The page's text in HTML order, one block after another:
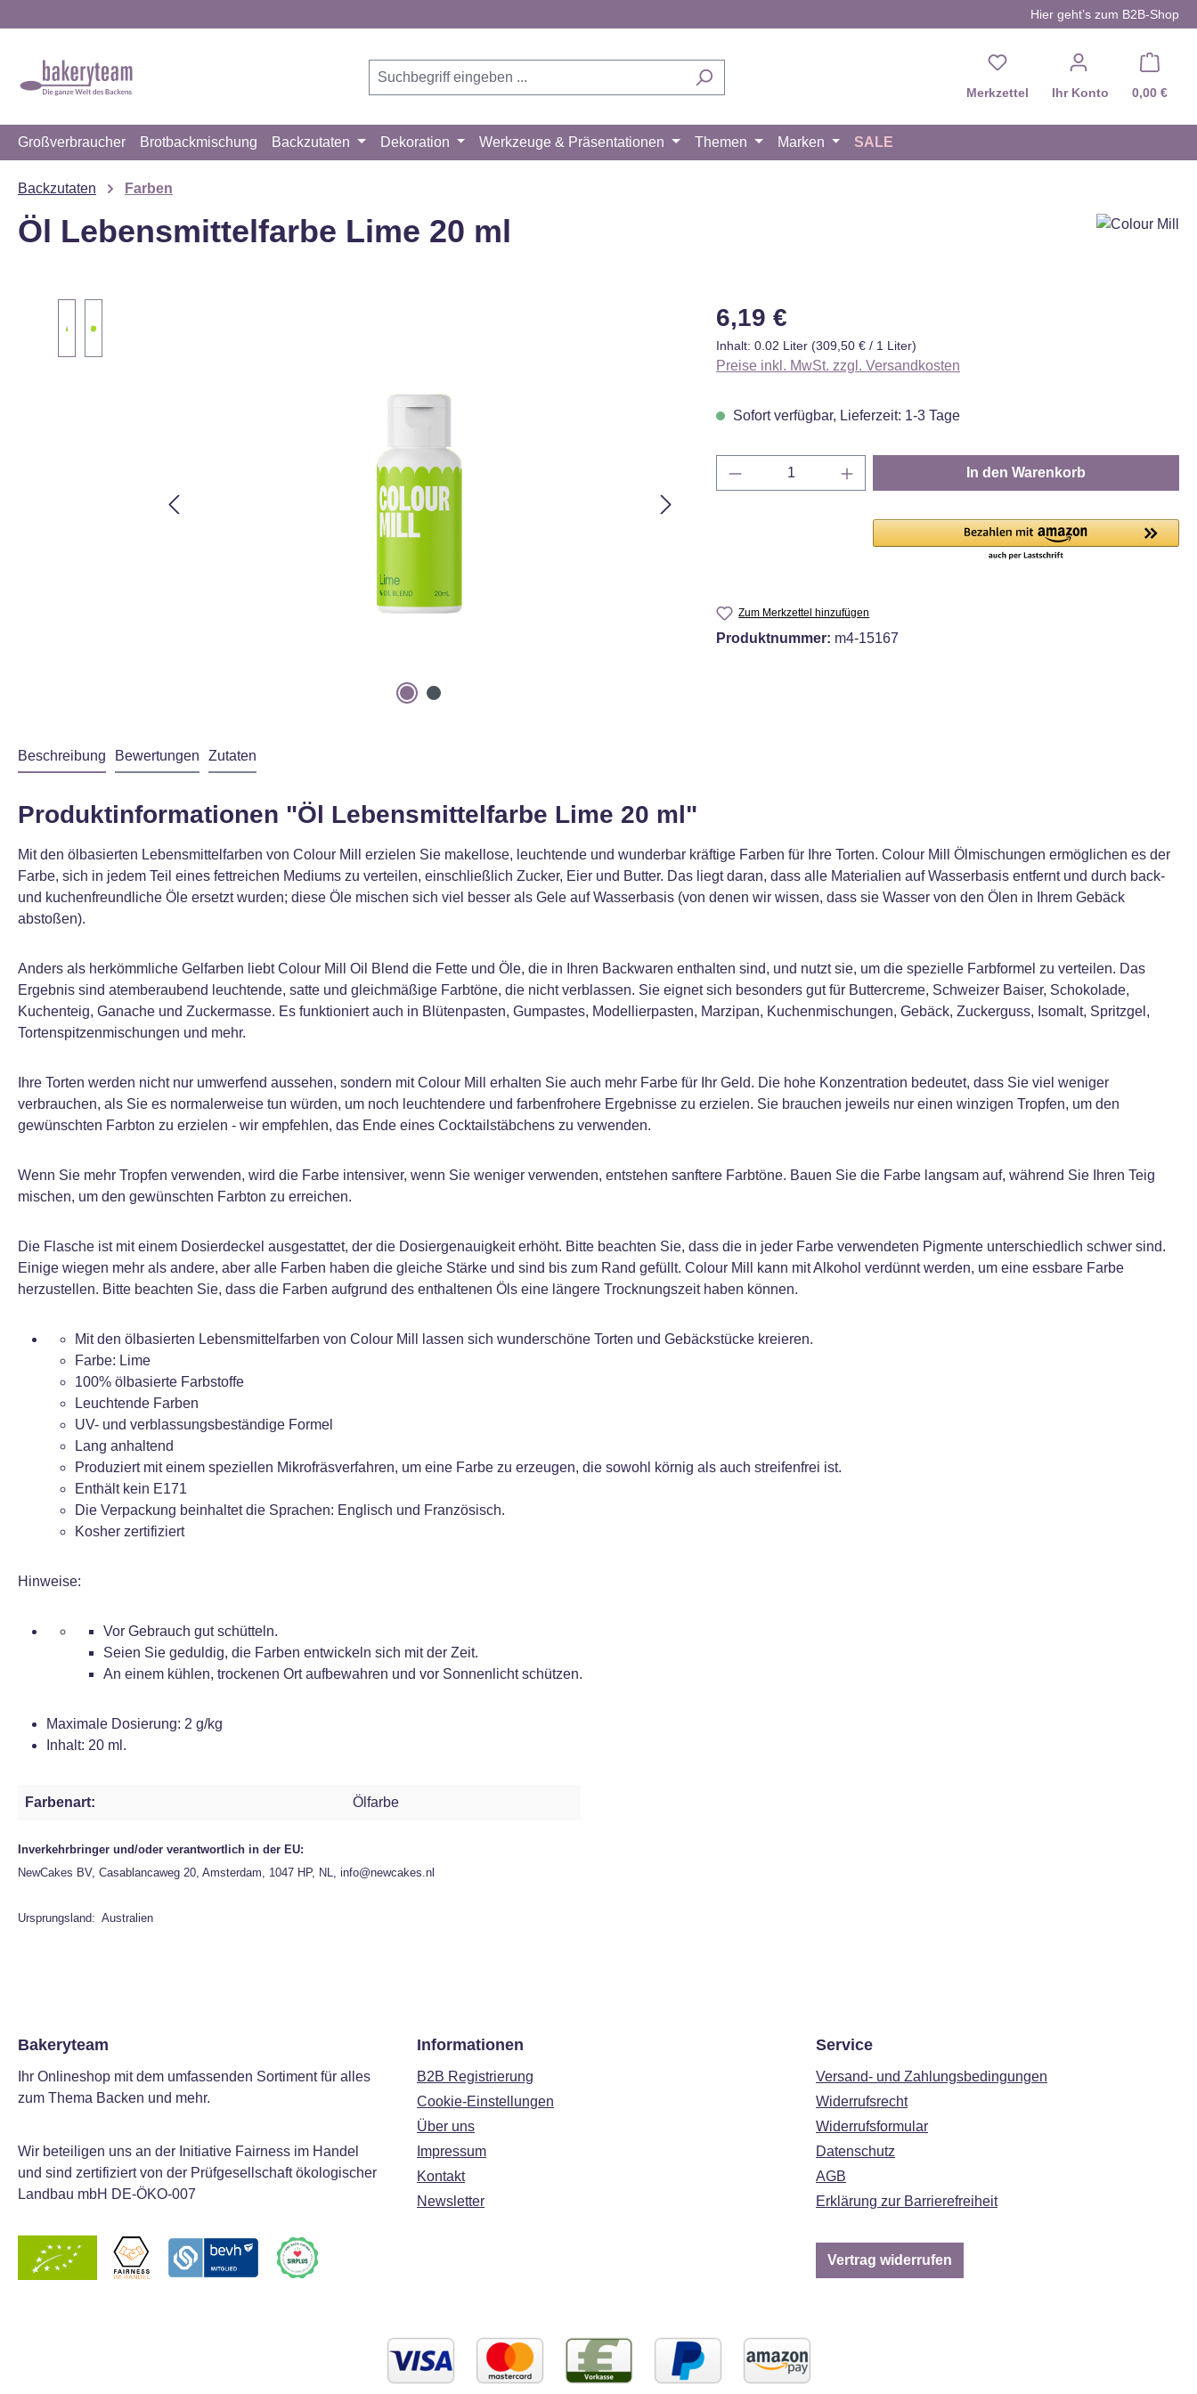
Hier geht’s zum B2B-Shop
Merkzettel Du hast 0 Produkte auf
Ihr Konto 0,00 €
Großverbraucher Brotbackmischung Backzutaten Dekoration Werkzeuge & Präsentationen Themen Marken SALE
Backzutaten Farben
Öl Lebensmittelfarbe Lime 20 ml
Regulärer Preis:
6,19 €
Inhalt: 0.02 Liter (309,50 € / 1 Liter)
Preise inkl. MwSt. zzgl. Versandkosten
Sofort verfügbar, Lieferzeit: 1-3 Tage
Produkt Anzahl: Gib den gewünschten Wert ein
In den Warenkorb
Zum Merkzettel hinzufügen
Produktnummer: m4-15167
Beschreibung Bewertungen Zutaten
Produktinformationen "Öl Lebensmittelfarbe Lime 20 ml"
Mit den ölbasierten Lebensmittelfarben von Colour Mill erzielen Sie makellose, leuchtende und wunderbar kräftige Farben für Ihre Torten. Colour Mill Ölmischungen ermöglichen es der
Farbe, sich in jedem Teil eines fettreichen Mediums zu verteilen, einschließlich Zucker, Eier und Butter. Das liegt daran, dass alle Materialien auf Wasserbasis entfernt und durch back-
und kuchenfreundliche Öle ersetzt wurden; diese Öle mischen sich viel besser als Gele auf Wasserbasis (von denen wir wissen, dass sie Wasser von den Ölen in Ihrem Gebäck
abstoßen).
Anders als herkömmliche Gelfarben liebt Colour Mill Oil Blend die Fette und Öle, die in Ihren Backwaren enthalten sind, und nutzt sie, um die spezielle Farbformel zu verteilen. Das
Ergebnis sind atemberaubend leuchtende, satte und gleichmäßige Farbtöne, die nicht verblassen. Sie eignet sich besonders gut für Buttercreme, Schweizer Baiser, Schokolade,
Kuchenteig, Ganache und Zuckermasse. Es funktioniert auch in Blütenpasten, Gumpastes, Modellierpasten, Marzipan, Kuchenmischungen, Gebäck, Zuckerguss, Isomalt, Spritzgel,
Tortenspitzenmischungen und mehr.
Ihre Torten werden nicht nur umwerfend aussehen, sondern mit Colour Mill erhalten Sie auch mehr Farbe für Ihr Geld. Die hohe Konzentration bedeutet, dass Sie viel weniger
verbrauchen, als Sie es normalerweise tun würden, um noch leuchtendere und farbenfrohere Ergebnisse zu erzielen. Sie brauchen jeweils nur einen winzigen Tropfen, um den
gewünschten Farbton zu erzielen - wir empfehlen, das Ende eines Cocktailstäbchens zu verwenden.
Wenn Sie mehr Tropfen verwenden, wird die Farbe intensiver, wenn Sie weniger verwenden, entstehen sanftere Farbtöne. Bauen Sie die Farbe langsam auf, während Sie Ihren Teig
mischen, um den gewünschten Farbton zu erreichen.
Die Flasche ist mit einem Dosierdeckel ausgestattet, der die Dosiergenauigkeit erhöht. Bitte beachten Sie, dass die in jeder Farbe verwendeten Pigmente unterschiedlich schwer sind.
Einige wiegen mehr als andere, aber alle Farben haben die gleiche Stärke und sind bis zum Rand gefüllt. Colour Mill kann mit Alkohol verdünnt werden, um eine essbare Farbe
herzustellen. Bitte beachten Sie, dass die Farben aufgrund des enthaltenen Öls eine längere Trocknungszeit haben können.
Mit den ölbasierten Lebensmittelfarben von Colour Mill lassen sich wunderschöne Torten und Gebäckstücke kreieren.
Farbe: Lime
100% ölbasierte Farbstoffe
Leuchtende Farben
UV- und verblassungsbeständige Formel
Lang anhaltend
Produziert mit einem speziellen Mikrofräsverfahren, um eine Farbe zu erzeugen, die sowohl körnig als auch streifenfrei ist.
Enthält kein E171
Die Verpackung beinhaltet die Sprachen: Englisch und Französisch.
Kosher zertifiziert
Hinweise:
Vor Gebrauch gut schütteln.
Seien Sie geduldig, die Farben entwickeln sich mit der Zeit.
An einem kühlen, trockenen Ort aufbewahren und vor Sonnenlicht schützen.
Maximale Dosierung: 2 g/kg
Inhalt: 20 ml.
Farbenart: Ölfarbe
Inverkehrbringer und/oder verantwortlich in der EU:
NewCakes BV, Casablancaweg 20, Amsterdam, 1047 HP, NL, info@newcakes.nl
Ursprungsland: Australien
Bakeryteam
Ihr Onlineshop mit dem umfassenden Sortiment für alles
zum Thema Backen und mehr.
Wir beteiligen uns an der Initiative Fairness im Handel
und sind zertifiziert von der Prüfgesellschaft ökologischer
Landbau mbH DE-ÖKO-007
Informationen
B2B Registrierung
Cookie-Einstellungen
Über uns
Impressum
Kontakt
Newsletter
Service
Versand- und Zahlungsbedingungen
Widerrufsrecht
Widerrufsformular
Datenschutz
AGB
Erklärung zur Barrierefreiheit
Vertrag widerrufen